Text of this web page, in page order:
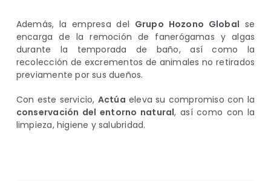
Además, la empresa del Grupo Hozono Global se
encarga de la remoción de fanerógamas y algas
durante la temporada de baño, así como la
recolección de excrementos de animales no retirados
previamente por sus dueños.
Con este servicio, Actúa eleva su compromiso con la
conservación del entorno natural, así como con la
limpieza, higiene y salubridad.